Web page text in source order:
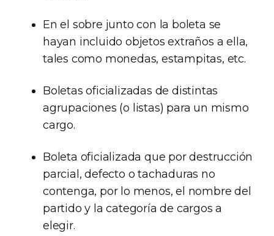
En el sobre junto con la boleta se
hayan incluido objetos extraños a ella,
tales como monedas, estampitas, etc.
Boletas oficializadas de distintas
agrupaciones (o listas) para un mismo
cargo.
Boleta oficializada que por destrucción
parcial, defecto o tachaduras no
contenga, por lo menos, el nombre del
partido y la categoría de cargos a
elegir.